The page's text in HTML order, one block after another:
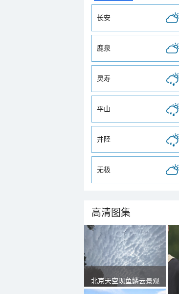
长安
鹿泉
灵寿
平山
井陉
无极
高清图集
北京天空现鱼鳞云景观